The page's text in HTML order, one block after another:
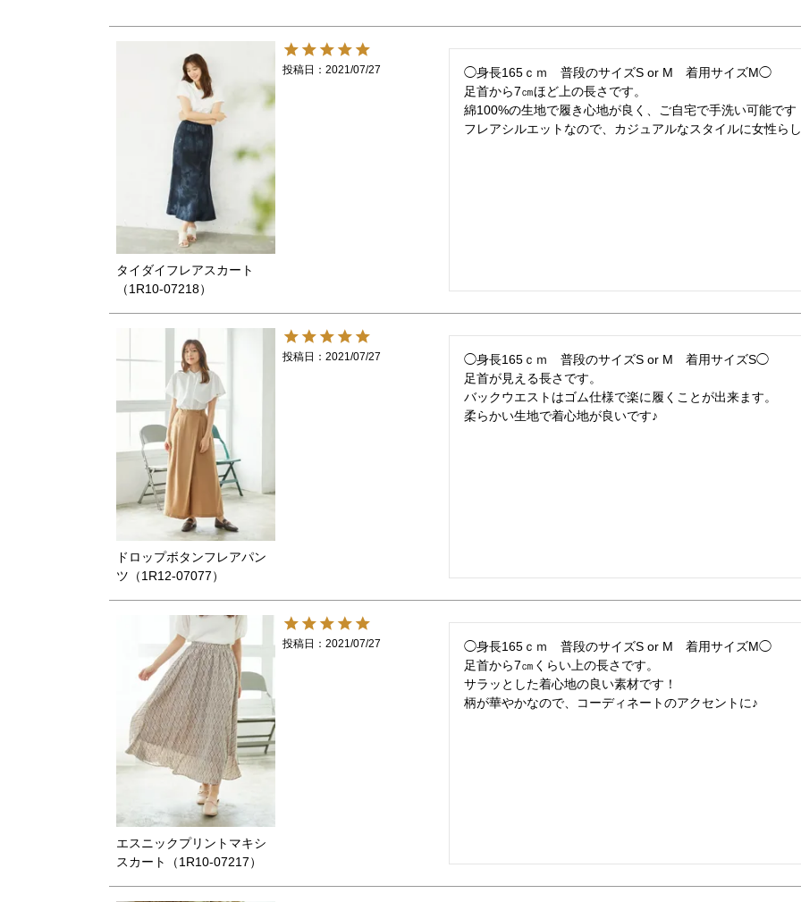
タイダイフレアスカート
（1R10-07218）
投稿日 2021/07/27
◯身長165ｃｍ　普段のサイズS or M　着用サイズM◯
足首から7㎝ほど上の長さです。
綿100%の生地で履き心地が良く、ご自宅で手洗い可能です
ドロップボタンフレアパン
ツ（1R12-07077）
投稿日 2021/07/27
◯身長165ｃｍ　普段のサイズS or M　着用サイズS◯
足首が見える長さです。
バックウエストはゴム仕様で楽に履くことが出来ます。
柔らかい生地で着心地が良いです♪
エスニックプリントマキシ
スカート（1R10-07217）
投稿日 2021/07/27
◯身長165ｃｍ　普段のサイズS or M　着用サイズM◯
足首から7㎝くらい上の長さです。
サラッとした着心地の良い素材です！
柄が華やかなので、コーディネートのアクセントに♪